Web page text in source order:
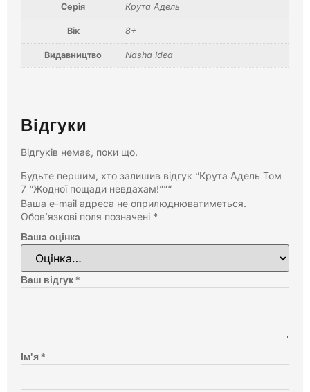
Серія Крута Адель
Вік 8+
Видавництво Nasha Idea
Відгуки
Відгуків немає, поки що.
Будьте першим, хто залишив відгук “Крута Адель Том
7 “Жодної пощади невдахам!””“
Ваша e-mail адреса не оприлюднюватиметься.
Обов’язкові поля позначені *
Ваша оцінка
Ваш відгук*
Ім'я*